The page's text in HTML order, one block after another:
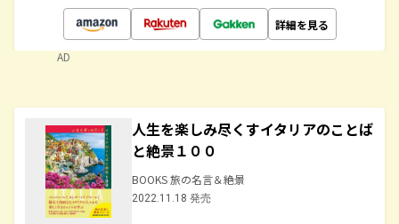
詳細を見る
AD
人生を楽しみ尽くすイタリアのことば
と絶景１００
BOOKS 旅の名言＆絶景
2022.11.18 発売